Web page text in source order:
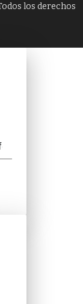
los derechos